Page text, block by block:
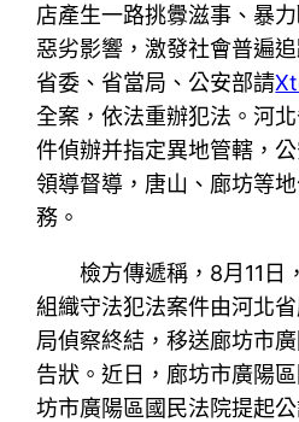
店產生一路挑釁滋事、暴
惡劣影響，激發社會普遍
省委、省當局、公安部請
全案，依法重辦犯法。河
件偵辦并指定異地管轄，
領導督導，唐山、廊坊等
務。
檢方傳遞稱，8月11日
組織守法犯法案件由河北
局偵察終結，移送廊坊市
告狀。近日，廊坊市廣陽
坊市廣陽區國民法院提起公